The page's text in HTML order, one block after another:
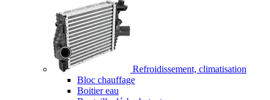
Refroidissement, climatisation
Bloc chauffage
Boitier eau